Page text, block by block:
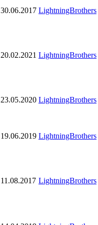
30.06.2017 LightningBrothers
20.02.2021 LightningBrothers
23.05.2020 LightningBrothers
19.06.2019 LightningBrothers
11.08.2017 LightningBrothers